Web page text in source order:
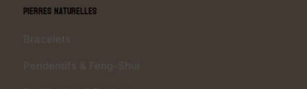
Pierres Naturelles
Bracelets
Pendentifs & Feng-Shui